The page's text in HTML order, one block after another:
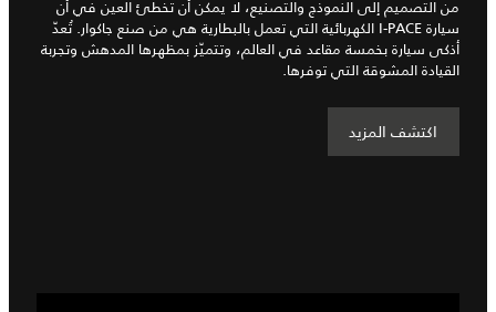
من التصميم إلى النموذج والتصنيع، لا يمكن أن تخطئ العين في أن
سيارة I‑PACE الكهربائية التي تعمل بالبطارية هي من صنع جاكوار. تُعدّ
أذكى سيارة بخمسة مقاعد في العالم، وتتميّز بمظهرها المدهش وتجربة
القيادة المشوقة التي توفرها.
اكتشف المزيد